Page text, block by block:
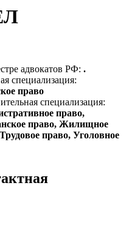
адвокатов РФ: .
специализация:
право
специализация:
право,
право, Жилищное
право, Уголовное